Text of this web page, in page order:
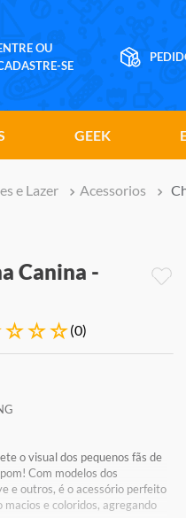
OU
SE
GEEK
e Lazer Acessorios
Canina -
☆☆☆(0)
o visual dos pequenos fãs de
Com modelos dos
e outros, é o acessório perfeito
macios e coloridos, agregando